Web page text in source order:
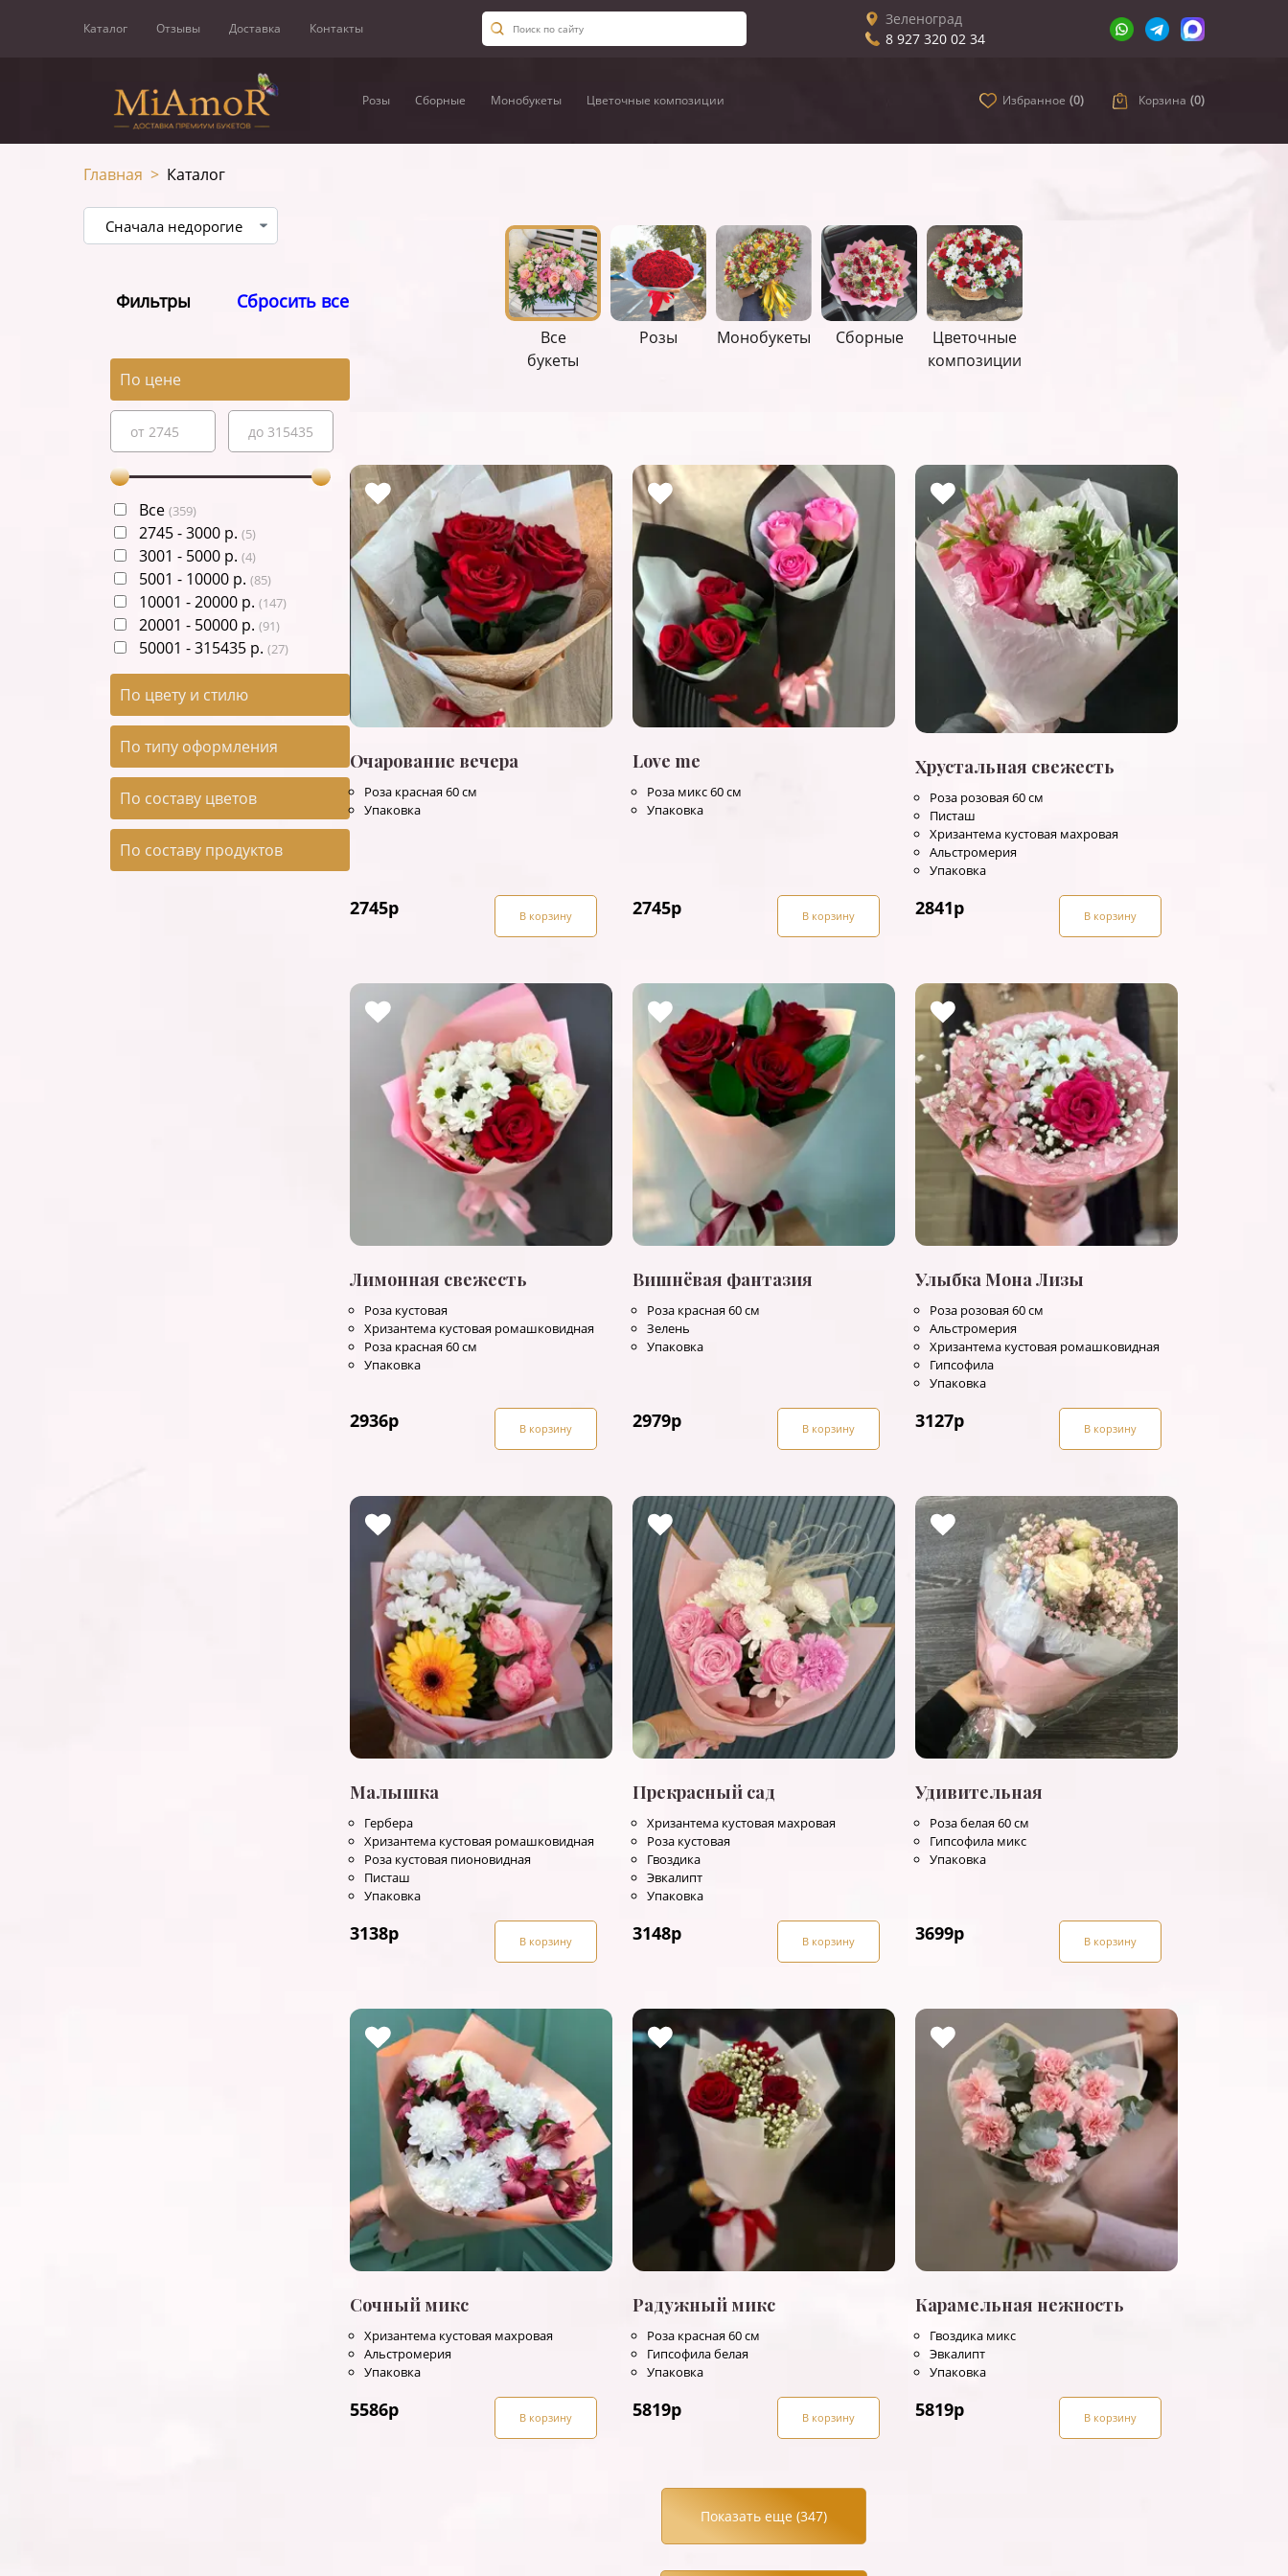
Каталог Отзывы Доставка Контакты
Зеленоград
8 927 320 02 34
Розы Сборные Монобукеты Цветочные композиции Избранное (0) Корзина (0)
Главная > Каталог
Фильтры Сбросить все
По цене
Все (359)
2745-3000 р.(5)
3001 - 5000 р.(4)
5001 - 10000 р.(85)
10001 -20000 р.(147)
20001 - 50000 р.(91)
50001 -315435 р.(27)
По цвету и стилю
По типу оформления
По составу цветов
По составу продуктов
Все
букеты
Розы Монобукеты Сборные
Цветочные
композиции
Очарование вечера
Роза красная 60 см
Упаковка
2745р В корзину
Love me
Роза микс 60 см
Упаковка
2745р В корзину
Хрустальная свежесть
Роза розовая 60 см
Писташ
Хризантема кустовая махровая
Альстромерия
Упаковка
2841р В корзину
Лимонная свежесть
Роза кустовая
Хризантема кустовая ромашковидная
Роза красная 60 см
Упаковка
2936р В корзину
Вишнёвая фантазия
Роза красная 60 см
Зелень
Упаковка
2979р В корзину
Улыбка Мона Лизы
Роза розовая 60 см
Альстромерия
Хризантема кустовая ромашковидная
Гипсофила
Упаковка
3127р В корзину
Малышка
Гербера
Хризантема кустовая ромашковидная
Роза кустовая пионовидная
Писташ
Упаковка
3138р В корзину
Прекрасный сад
Хризантема кустовая махровая
Роза кустовая
Гвоздика
Эвкалипт
Упаковка
3148р В корзину
Удивительная
Роза белая 60 см
Гипсофила микс
Упаковка
3699р В корзину
Сочный микс
Хризантема кустовая махровая
Альстромерия
Упаковка
5586р В корзину
Радужный микс
Роза красная 60 см
Гипсофила белая
Упаковка
5819р В корзину
Карамельная нежность
Гвоздика микс
Эвкалипт
Упаковка
5819р В корзину
Показать еще (347)